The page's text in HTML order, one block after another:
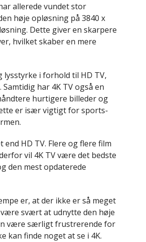
allerede vundet stor
høje opløsning på 3840 x
Dette giver en skarpere
hvilket skaber en mere
lysstyrke i forhold til HD TV,
har 4K TV også en
hurtigere billeder og
er især vigtigt for sports-
HD TV. Flere og flere film
vil 4K TV være det bedste
den mest opdaterede
er, at der ikke er så meget
svært at udnytte den høje
være særligt frustrerende for
kan finde noget at se i 4K.